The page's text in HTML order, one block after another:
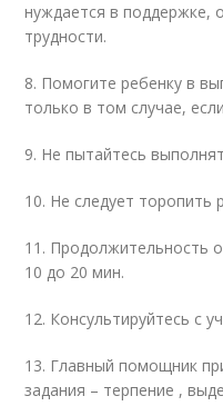
нуждается в поддержке,
трудности.
8. Помогите ребенку в
только в том случае,
9. Не пытайтесь
10. Не следует торопить
11. Продолжительность
10 до 20 мин.
12. Консультируйтесь с
13. Главный помощник
задания – терпение ,